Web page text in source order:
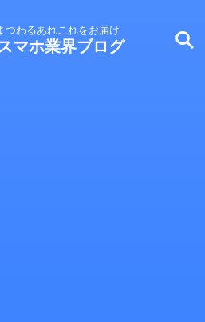
つわるあれこれをお届け
マホ業界ブログ